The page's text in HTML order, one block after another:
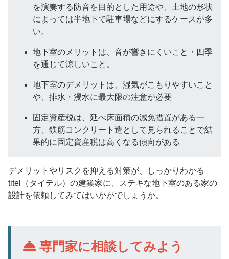
を演奏する防音を目的とした用途や、土地の形状
によっては半地下で駐車場などにするケースが多
い。
地下室のメリットは、音が響きにくいこと・四季
を通じて涼しいこと。
地下室のデメリットは、湿気がこもりやすいこと
や、排水・浸水に最大限の注意が必要
固定資産税は、延べ床面積の減免措置がある一
方、鉄筋コンクリート造として見られることで結
果的に固定資産税は高くなる傾向がある
デメリットやリスクを抑える対策が、しっかりわかる
titel（タイテル）の建築家に、ステキな地下室のある家の
設計を依頼してみてはいかがでしょうか。
専門家に相談してみよう